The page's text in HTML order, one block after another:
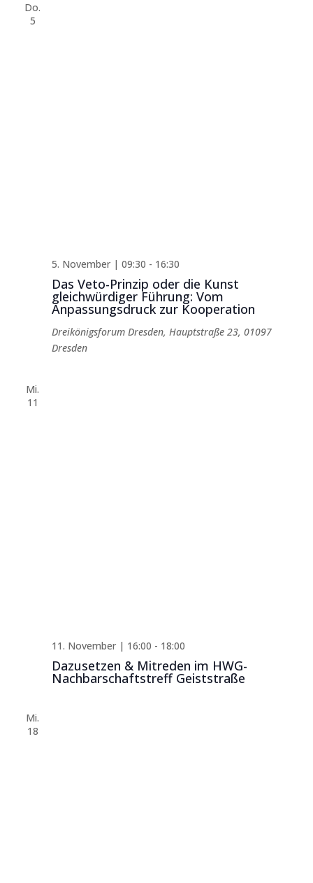
Do.
5
Das Veto-Prinzip oder die Kunst
gleichwürdiger Führung: Vom
Anpassungsdruck zur Kooperation
5. November | 09:30 - 16:30
Dreikönigsforum Dresden, Hauptstraße 23, 01097
Dresden
Mi.
11
Dazusetzen & Mitreden im HWG-
Nachbarschaftstreff Geiststraße
11. November | 16:00 - 18:00
Mi.
18